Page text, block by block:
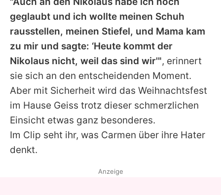
geglaubt und ich wollte meinen Schuh
rausstellen, meinen Stiefel, und Mama kam
zu mir und sagte: ‘Heute kommt der
Nikolaus nicht, weil das sind wir'", erinnert
sie sich an den entscheidenden Moment.
Aber mit Sicherheit wird das Weihnachtsfest
im Hause Geiss trotz dieser schmerzlichen
Einsicht etwas ganz besonderes.
Im Clip seht ihr, was Carmen über ihre Hater
denkt.
Anzeige